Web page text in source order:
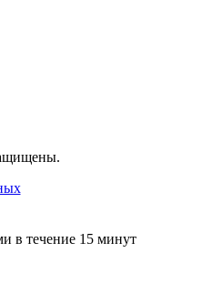
в течение 15 минут